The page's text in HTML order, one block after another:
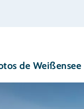
de Weißensee